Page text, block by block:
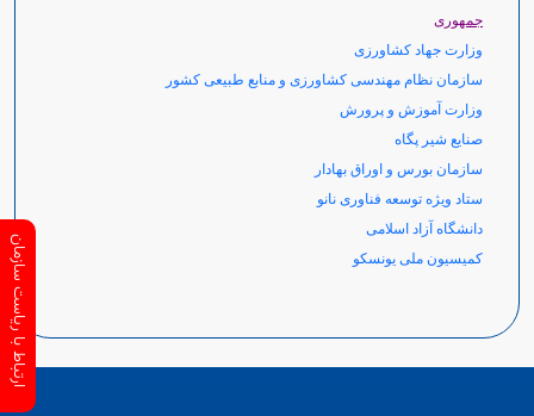
جمهوری
وزارت جهاد کشاورزی
سازمان نظام مهندسی کشاورزی و منابع طبیعی کشور
وزارت آموزش و پرورش
صنایع شیر پگاه
سازمان بورس و اوراق بهادار
ستاد ویژه توسعه فناوری نانو
دانشگاه آزاد اسلامی
کمیسیون ملی یونسکو
ارتباط با ریاست سازمان